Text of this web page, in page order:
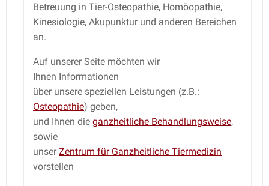
Betreuung in Tier-Osteopathie, Homöopathie,
Kinesiologie, Akupunktur und anderen Bereichen
an.
Auf unserer Seite möchten wir
Ihnen Informationen
über unsere speziellen Leistungen (z.B.:
Osteopathie) geben,
und Ihnen die ganzheitliche Behandlungsweise,
sowie
unserZentrum für Ganzheitliche Tiermedizin
vorstellen